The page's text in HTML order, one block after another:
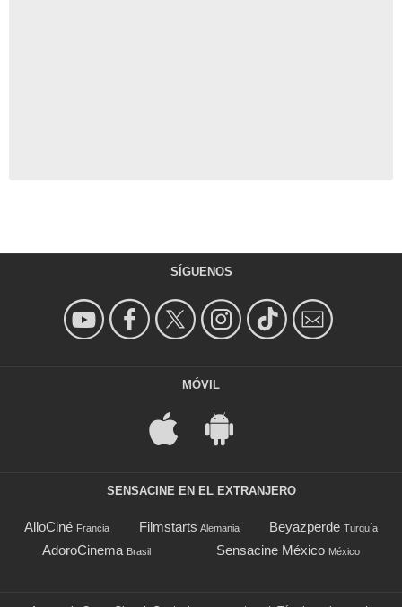
SÍGUENOS
MÓVIL
SENSACINE EN EL EXTRANJERO
AlloCiné Francia Filmstarts Alemania Beyazperde Turquía
AdoroCinema Brasil Sensacine México México